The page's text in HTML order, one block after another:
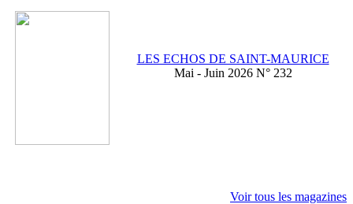
LES ECHOS DE SAINT-MAURICE
Mai - Juin 2026 N° 232
Voir tous les magazines